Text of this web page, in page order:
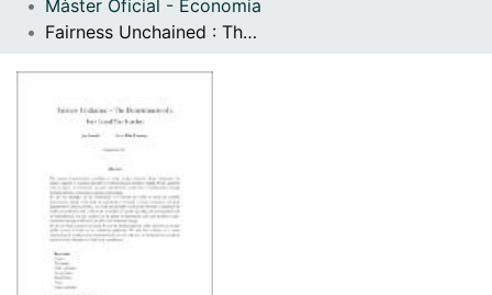
Com publicar
Màster Oficial - Economia
Fairness Unchained : The determinants of a fair local tax burden